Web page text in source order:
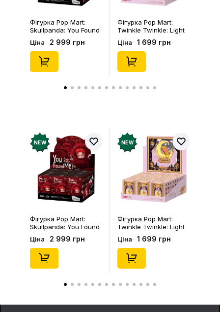
Фігурка Pop Mart:
Skullpanda: You Found
Me!: Plush Doll Pendant
Series (Blind Box: 1 з
10) (Secret Edition),
(29347)
Ціна 2 999 грн
Фігурка Pop Mart:
Twinkle Twinkle: Light
Up: Scene Sets Series
(Blind Box: 1 з 10)
(Secret Edition),
(21372)
Ціна 1 699 грн
NEW
Фігурка Pop Mart:
Skullpanda: You Found
Me!: Plush Doll Pendant
Series (Blind Box: 1 з
10) (Secret Edition),
(29347)
Ціна 2 999 грн
NEW
Фігурка Pop Mart:
Twinkle Twinkle: Light
Up: Scene Sets Series
(Blind Box: 1 з 10)
(Secret Edition),
(21372)
Ціна 1 699 грн